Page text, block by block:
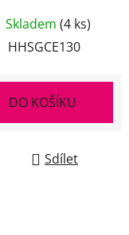
Skladem (4 ks)
HHSGCE130
DO KOŠÍKU
Sdílet